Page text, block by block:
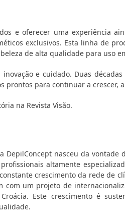
e oferecer uma experiência
exclusivos. Esta linha de
de alta qualidade para uso
inovação e cuidado. Duas
prontos para continuar a crescer,
na Revista Visão.
DepilConcept nasceu da
altamente
crescimento da rede de
um projeto de
Este crescimento é